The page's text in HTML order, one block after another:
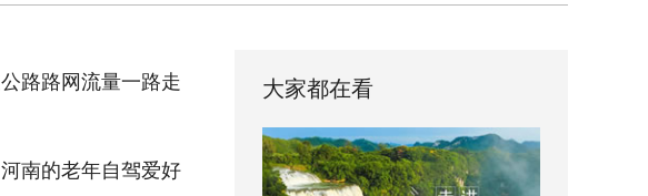
路路网流量一路走
南的老年自驾爱好
大家都在看